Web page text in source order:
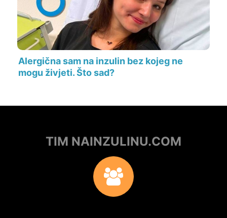
Alergična sam na inzulin bez kojeg ne
mogu živjeti. Što sad?
TIM NAINZULINU.COM